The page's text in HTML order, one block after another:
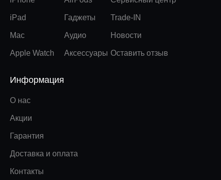
iPad
Mac
Apple Watch
Гаджеты
Аудио
Аксессуары
Trade-IN
Новости
Оставить отзыв
Информация
О нас
Акции
Гарантия
Доставка и оплата
Контакты